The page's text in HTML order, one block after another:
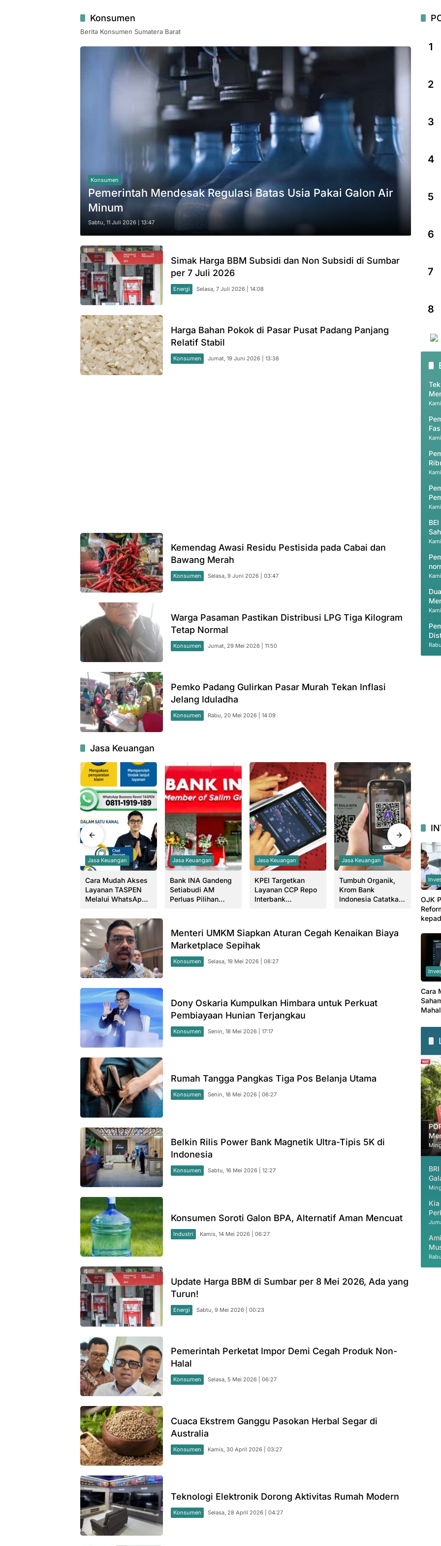
Konsumen
Berita Konsumen Sumatera Barat
Konsumen
Pemerintah Mendesak Regulasi Batas Usia Pakai Galon Air
Minum
Sabtu, 11 Juli 2026 | 13:47
Simak Harga BBM Subsidi dan Non Subsidi di Sumbar
per 7 Juli 2026
Energi Selasa, 7 Juli 2026 | 14:08
Harga Bahan Pokok di Pasar Pusat Padang Panjang
Relatif Stabil
Konsumen Jumat, 19 Juni 2026 | 13:38
Kemendag Awasi Residu Pestisida pada Cabai dan
Bawang Merah
Konsumen Selasa, 9 Juni 2026 | 03:47
Warga Pasaman Pastikan Distribusi LPG Tiga Kilogram
Tetap Normal
Konsumen Jumat, 29 Mei 2026 | 11:50
Pemko Padang Gulirkan Pasar Murah Tekan Inflasi
Jelang Iduladha
Konsumen Rabu, 20 Mei 2026 | 14:09
Jasa Keuangan
Jasa Keuangan
Cara Mudah Akses
Layanan TASPEN
Melalui WhatsApp
Jasa Keuangan
Bank INA Gandeng
Setiabudi AM
Perluas Pilihan
Jasa Keuangan
KPEI Targetkan
Layanan CCP Repo
Interbank
Jasa Keuangan
Tumbuh Organik,
Krom Bank
Indonesia Catatkan
Menteri UMKM Siapkan Aturan Cegah Kenaikan Biaya
Marketplace Sepihak
Konsumen Selasa, 19 Mei 2026 | 08:27
Dony Oskaria Kumpulkan Himbara untuk Perkuat
Pembiayaan Hunian Terjangkau
Konsumen Senin, 18 Mei 2026 | 17:17
Rumah Tangga Pangkas Tiga Pos Belanja Utama
Konsumen Senin, 18 Mei 2026 | 06:27
Belkin Rilis Power Bank Magnetik Ultra-Tipis 5K di
Indonesia
Konsumen Sabtu, 16 Mei 2026 | 12:27
Konsumen Soroti Galon BPA, Alternatif Aman Mencuat
Industri Kamis, 14 Mei 2026 | 06:27
Update Harga BBM di Sumbar per 8 Mei 2026, Ada yang
Turun!
Energi Sabtu, 9 Mei 2026 | 00:23
Pemerintah Perketat Impor Demi Cegah Produk Non-
Halal
Konsumen Selasa, 5 Mei 2026 | 06:27
Cuaca Ekstrem Ganggu Pasokan Herbal Segar di
Australia
Konsumen Kamis, 30 April 2026 | 03:27
Teknologi Elektronik Dorong Aktivitas Rumah Modern
Konsumen Selasa, 28 April 2026 | 04:27
1
2
3
4
5
6
7
8
OJK
Cara